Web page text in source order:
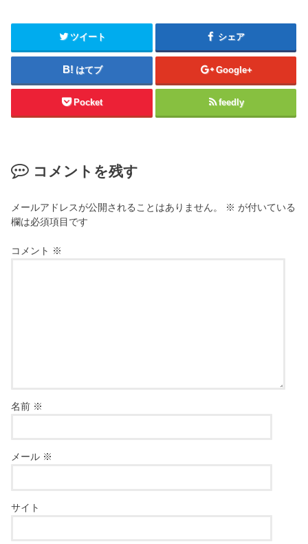
ツイート シェア
はてブ Google+
Pocket feedly
コメントを残す
メールアドレスが公開されることはありません。 ※ が付いている
欄は必須項目です
コメント ※
名前 ※
メール ※
サイト